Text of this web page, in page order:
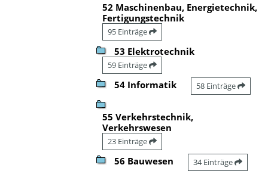
52 Maschinenbau, Energietechnik,
Fertigungstechnik
95 Einträge
53 Elektrotechnik
59 Einträge
54 Informatik 58 Einträge
55 Verkehrstechnik,
Verkehrswesen
23 Einträge
56 Bauwesen 34 Einträge